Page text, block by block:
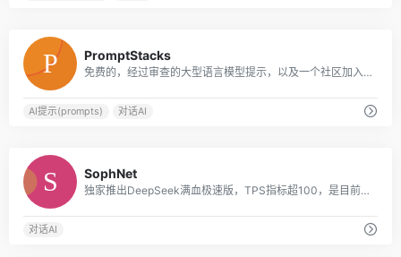
PromptStacks
免费的，经过审查的大型语言模型提示，以及一个社区加入。
AI提示(prompts) 对话AI
SophNet
独家推出DeepSeek满血极速版，TPS指标超100，是目前DeepSeek API 推理速度最快的平台
对话AI